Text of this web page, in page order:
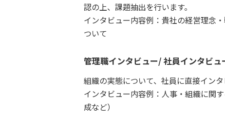
認の上、課題抽出を行います。
インタビュー内容例：貴社の経営理念
ついて
管理職インタビュー/ 社員インタビュ
組織の実態について、社員に直接イン
インタビュー内容例：人事・組織に関
成など）